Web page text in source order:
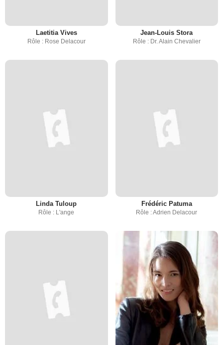
Laetitia Vives
Rôle : Rose Delacour
Jean-Louis Stora
Rôle : Dr. Alain Chevalier
Linda Tuloup
Rôle : L'ange
Frédéric Patuma
Rôle : Adrien Delacour